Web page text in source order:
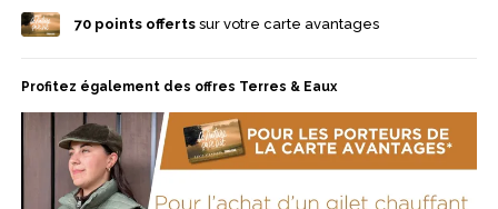
70points offertssur votre carte avantages
Profitez également des offres Terres & Eaux